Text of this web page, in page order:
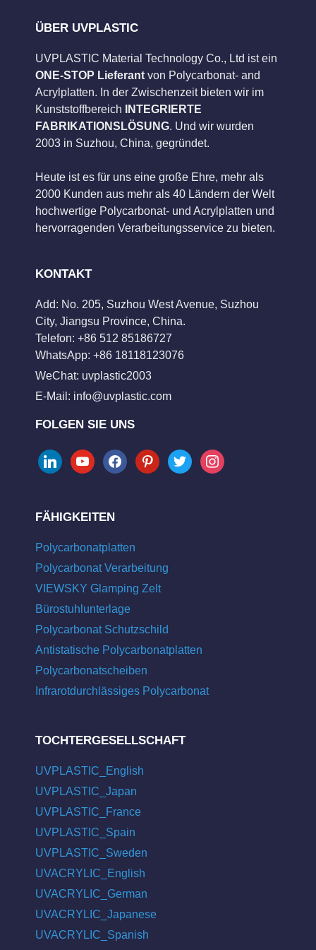
ÜBER UVPLASTIC
UVPLASTIC Material Technology Co., Ltd ist ein
ONE-STOP Lieferant von Polycarbonat- and
Acrylplatten. In der Zwischenzeit bieten wir im
Kunststoffbereich
INTEGRIERTE
FABRIKATIONSLÖSUNG. Und wir wurden
2003 in Suzhou, China, gegründet.
Heute ist es für uns eine große Ehre, mehr als
2000 Kunden aus mehr als 40 Ländern der Welt
hochwertige Polycarbonat- und Acrylplatten und
hervorragenden Verarbeitungsservice zu bieten.
KONTAKT
Add: No. 205, Suzhou West Avenue, Suzhou
City, Jiangsu Province, China.
Telefon: +86 512 85186727
WhatsApp: +86 18118123076
WeChat: uvplastic2003
E-Mail: info@uvplastic.com
FOLGEN SIE UNS
linkedinyoutubefacebookpinteresttwitter instagram
FÄHIGKEITEN
Polycarbonatplatten
Polycarbonat Verarbeitung
VIEWSKY Glamping Zelt
Bürostuhlunterlage
Polycarbonat Schutzschild
Antistatische Polycarbonatplatten
Polycarbonatscheiben
Infrarotdurchlässiges Polycarbonat
TOCHTERGESELLSCHAFT
UVPLASTIC_English
UVPLASTIC_Japan
UVPLASTIC_France
UVPLASTIC_Spain
UVPLASTIC_Sweden
UVACRYLIC_English
UVACRYLIC_German
UVACRYLIC_Japanese
UVACRYLIC_Spanish